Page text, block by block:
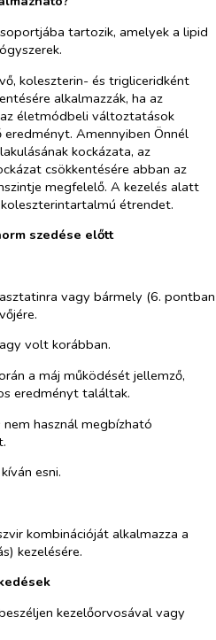
tartozik, amelyek a lipid
koleszterin- és trigliceridként
alkalmazzák, ha az
életmódbeli változtatások
Amennyiben Önnél
kockázata, az
csökkentésére abban az
megfelelő. A kezelés alatt
étrendet.
szedése előtt
vagy bármely (6. pontban
volt korábban.
a máj működését jellemző,
eredményt találtak.
használ megbízható
esni.
kombinációját alkalmazza a
kezelésére.
kezelőorvosával vagy